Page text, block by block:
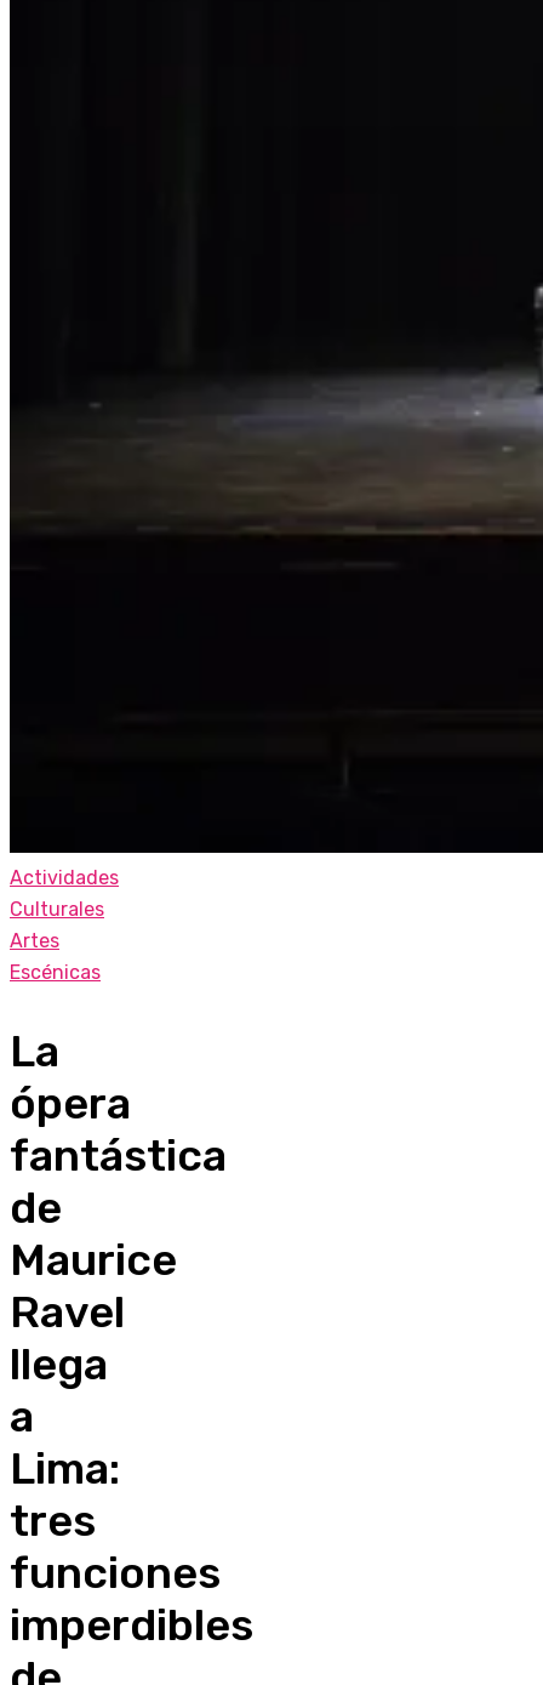
Actividades
Culturales
Artes
Escénicas
La
ópera
fantástica
de
Maurice
Ravel
llega
a
Lima:
tres
funciones
imperdibles